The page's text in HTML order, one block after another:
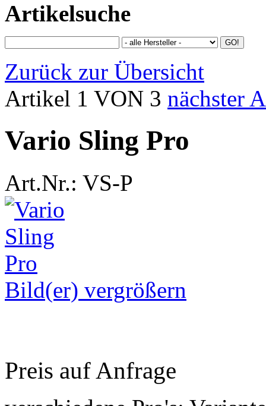
Artikelsuche
Zurück zur Übersicht
Artikel 1 VON 3 nächster
Vario Sling Pro
Art.Nr.: VS-P
Bild(er) vergrößern
Preis auf Anfrage